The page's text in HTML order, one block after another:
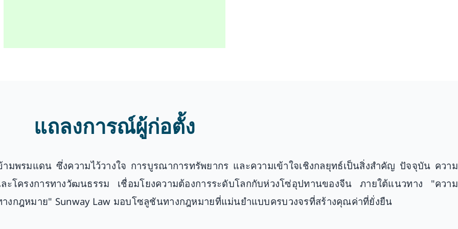
แถลงการณ์ผู้ก่อตั้ง
พรมแดน ซึ่งความไว้วางใจ การบูรณาการทรัพยากร และความเข้าใจเชิงกลยุทธ์เป็นสิ่งสำคัญ ปัจจุบัน ความ
โครงการทางวัฒนธรรม เชื่อมโยงความต้องการระดับโลกกับห่วงโซ่อุปทานของจีน ภายใต้แนวทาง "ความ
งกฎหมาย" Sunway Law มอบโซลูชันทางกฎหมายที่แม่นยำแบบครบวงจรที่สร้างคุณค่าที่ยั่งยืน